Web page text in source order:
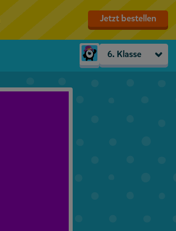
Jetzt bestellen
6. Klasse